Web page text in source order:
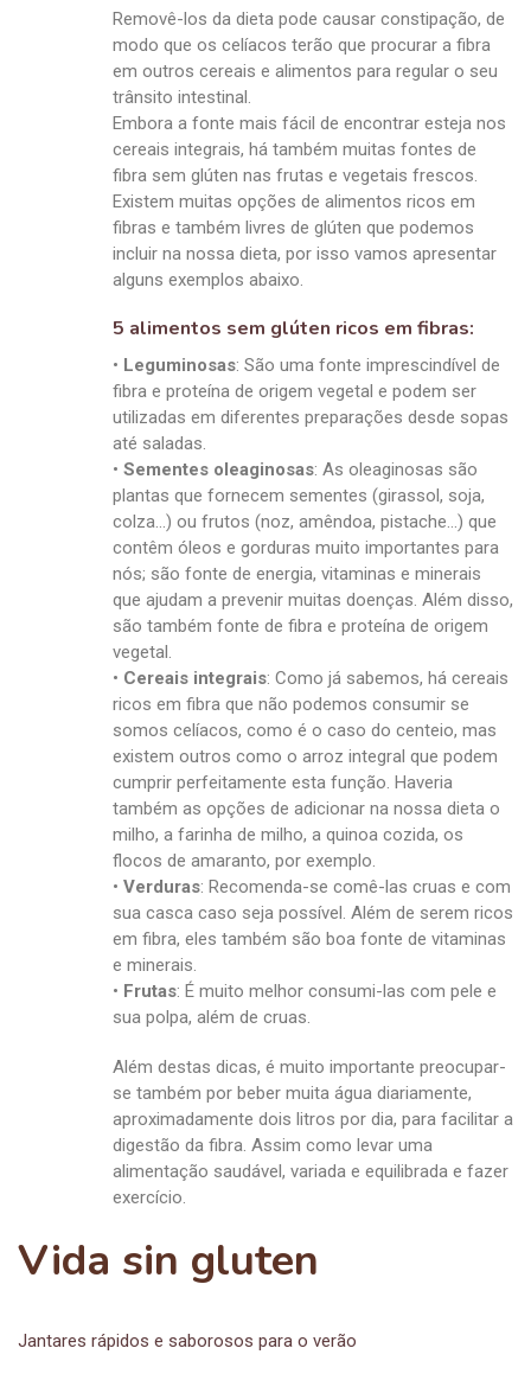
Removê-los da dieta pode causar constipação, de
modo que os celíacos terão que procurar a fibra
em outros cereais e alimentos para regular o seu
trânsito intestinal.
Embora a fonte mais fácil de encontrar esteja nos
cereais integrais, há também muitas fontes de
fibra sem glúten nas frutas e vegetais frescos.
Existem muitas opções de alimentos ricos em
fibras e também livres de glúten que podemos
incluir na nossa dieta, por isso vamos apresentar
alguns exemplos abaixo.
5 alimentos sem glúten ricos em fibras:
• Leguminosas: São uma fonte imprescindível de
fibra e proteína de origem vegetal e podem ser
utilizadas em diferentes preparações desde sopas
até saladas.
• Sementes oleaginosas: As oleaginosas são
plantas que fornecem sementes (girassol, soja,
colza…) ou frutos (noz, amêndoa, pistache…) que
contêm óleos e gorduras muito importantes para
nós; são fonte de energia, vitaminas e minerais
que ajudam a prevenir muitas doenças. Além disso,
são também fonte de fibra e proteína de origem
vegetal.
• Cereais integrais: Como já sabemos, há cereais
ricos em fibra que não podemos consumir se
somos celíacos, como é o caso do centeio, mas
existem outros como o arroz integral que podem
cumprir perfeitamente esta função. Haveria
também as opções de adicionar na nossa dieta o
milho, a farinha de milho, a quinoa cozida, os
flocos de amaranto, por exemplo.
• Verduras: Recomenda-se comê-las cruas e com
sua casca caso seja possível. Além de serem ricos
em fibra, eles também são boa fonte de vitaminas
e minerais.
• Frutas: É muito melhor consumi-las com pele e
sua polpa, além de cruas.
Além destas dicas, é muito importante preocupar-
se também por beber muita água diariamente,
aproximadamente dois litros por dia, para facilitar a
digestão da fibra. Assim como levar uma
alimentação saudável, variada e equilibrada e fazer
exercício.
Vida sin gluten
Jantares rápidos e saborosos para o verão